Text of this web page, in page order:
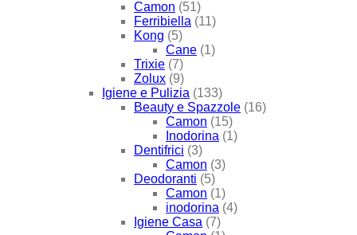
Camon (51)
Ferribiella (11)
Kong (5)
Cane (1)
Trixie (7)
Zolux (9)
Igiene e Pulizia (133)
Beauty e Spazzole (16)
Camon (15)
Inodorina (1)
Dentifrici (3)
Camon (3)
Deodoranti (5)
Camon (1)
inodorina (4)
Igiene Casa (7)